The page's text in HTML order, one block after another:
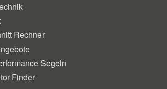
Rechner
Segeln
Finder